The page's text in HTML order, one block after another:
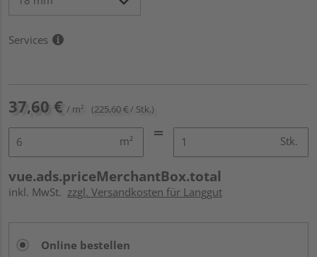
Services
37,60 € / m² (225,60 € / Stk.)
m² Stk.
vue.ads.priceMerchantBox.total
inkl. MwSt. zzgl. Versandkosten für Langgut
Online bestellen